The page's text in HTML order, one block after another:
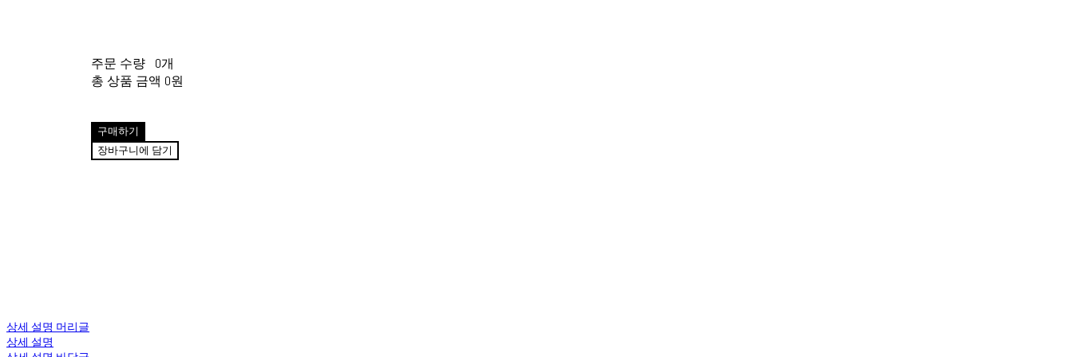
주문 수량
0개
총 상품 금액 0원
구매하기
장바구니에 담기
상세 설명 머리글
상세 설명